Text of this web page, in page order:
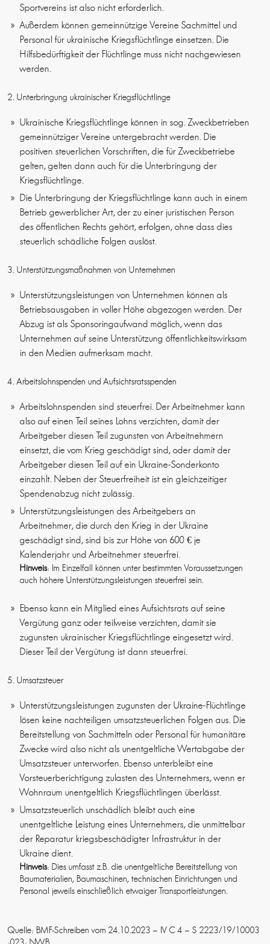
Sportvereins ist also nicht erforderlich.
Außerdem können gemeinnützige Vereine Sachmittel und
Personal für ukrainische Kriegsflüchtlinge einsetzen. Die
Hilfsbedürftigkeit der Flüchtlinge muss nicht nachgewiesen
werden.
2. Unterbringung ukrainischer Kriegsflüchtlinge
Ukrainische Kriegsflüchtlinge können in sog. Zweckbetrieben
gemeinnütziger Vereine untergebracht werden. Die
positiven steuerlichen Vorschriften, die für Zweckbetriebe
gelten, gelten dann auch für die Unterbringung der
Kriegsflüchtlinge.
Die Unterbringung der Kriegsflüchtlinge kann auch in einem
Betrieb gewerblicher Art, der zu einer juristischen Person
des öffentlichen Rechts gehört, erfolgen, ohne dass dies
steuerlich schädliche Folgen auslöst.
3. Unterstützungsmaßnahmen von Unternehmen
Unterstützungsleistungen von Unternehmen können als
Betriebsausgaben in voller Höhe abgezogen werden. Der
Abzug ist als Sponsoringaufwand möglich, wenn das
Unternehmen auf seine Unterstützung öffentlichkeitswirksam
in den Medien aufmerksam macht.
4. Arbeitslohnspenden und Aufsichtsratsspenden
Arbeitslohnspenden sind steuerfrei. Der Arbeitnehmer kann
also auf einen Teil seines Lohns verzichten, damit der
Arbeitgeber diesen Teil zugunsten von Arbeitnehmern
einsetzt, die vom Krieg geschädigt sind, oder damit der
Arbeitgeber diesen Teil auf ein Ukraine-Sonderkonto
einzahlt. Neben der Steuerfreiheit ist ein gleichzeitiger
Spendenabzug nicht zulässig.
Unterstützungsleistungen des Arbeitgebers an
Arbeitnehmer, die durch den Krieg in der Ukraine
geschädigt sind, sind bis zur Höhe von 600 € je
Kalenderjahr und Arbeitnehmer steuerfrei.
Hinweis: Im Einzelfall können unter bestimmten Voraussetzungen
auch höhere Unterstützungsleistungen steuerfrei sein.
Ebenso kann ein Mitglied eines Aufsichtsrats auf seine
Vergütung ganz oder teilweise verzichten, damit sie
zugunsten ukrainischer Kriegsflüchtlinge eingesetzt wird.
Dieser Teil der Vergütung ist dann steuerfrei.
5. Umsatzsteuer
Unterstützungsleistungen zugunsten der Ukraine-Flüchtlinge
lösen keine nachteiligen umsatzsteuerlichen Folgen aus. Die
Bereitstellung von Sachmitteln oder Personal für humanitäre
Zwecke wird also nicht als unentgeltliche Wertabgabe der
Umsatzsteuer unterworfen. Ebenso unterbleibt eine
Vorsteuerberichtigung zulasten des Unternehmers, wenn er
Wohnraum unentgeltlich Kriegsflüchtlingen überlässt.
Umsatzsteuerlich unschädlich bleibt auch eine
unentgeltliche Leistung eines Unternehmers, die unmittelbar
der Reparatur kriegsbeschädigter Infrastruktur in der
Ukraine dient.
Hinweis: Dies umfasst z.B. die unentgeltliche Bereitstellung von
Baumaterialien, Baumaschinen, technischen Einrichtungen und
Personal jeweils einschließlich etwaiger Transportleistungen.
Quelle: BMF-Schreiben vom 24.10.2023 – IV C 4 – S 2223/19/10003